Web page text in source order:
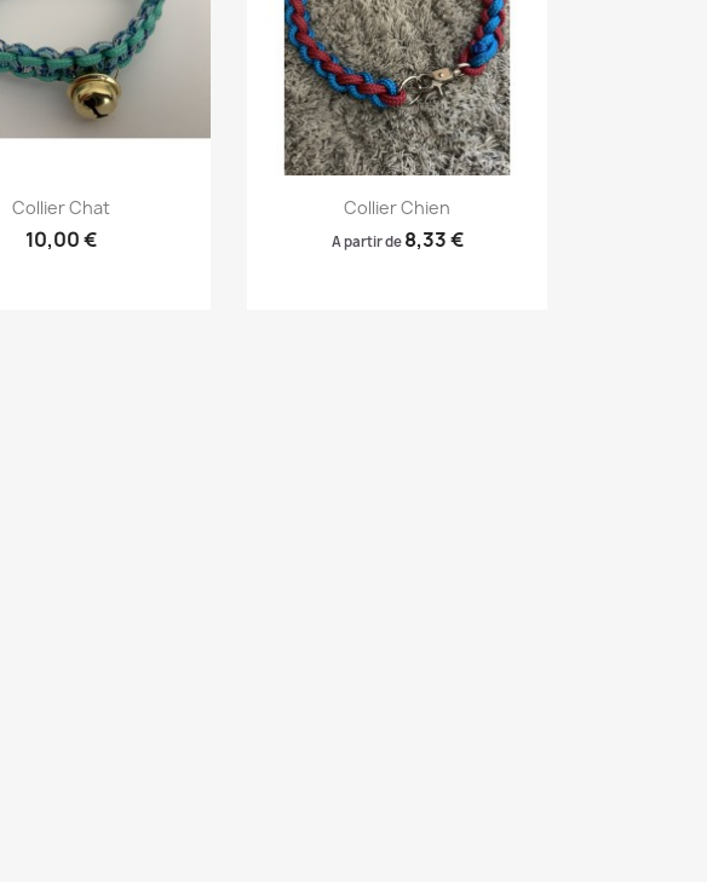
Aperçu rapide
Collier Chat
10,00 €
Aperçu rapide
Collier Chien
A partir de 8,33 €